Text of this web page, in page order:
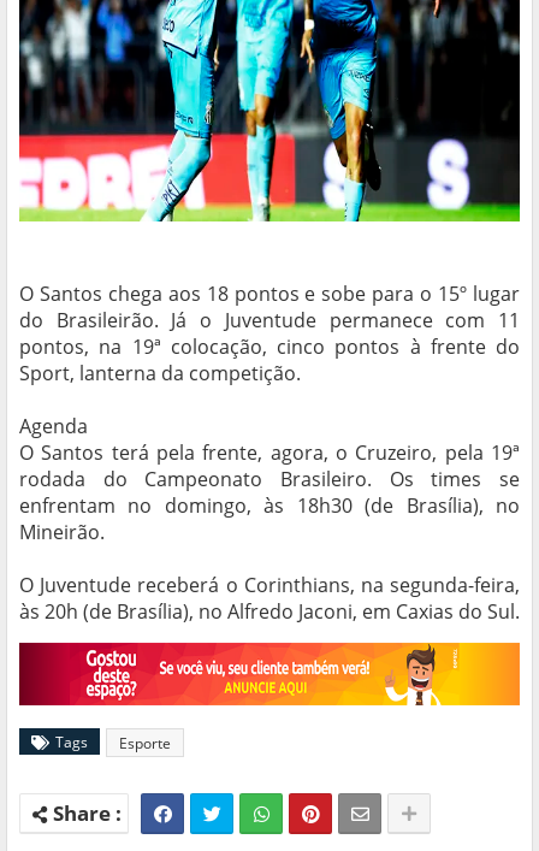
O Santos chega aos 18 pontos e sobe para o 15º lugar
do Brasileirão. Já o Juventude permanece com 11
pontos, na 19ª colocação, cinco pontos à frente do
Sport, lanterna da competição.
Agenda
O Santos terá pela frente, agora, o Cruzeiro, pela 19ª
rodada do Campeonato Brasileiro. Os times se
enfrentam no domingo, às 18h30 (de Brasília), no
Mineirão.
O Juventude receberá o Corinthians, na segunda-feira,
às 20h (de Brasília), no Alfredo Jaconi, em Caxias do Sul.
Tags Esporte